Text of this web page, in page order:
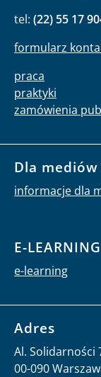
tel: (22) 55 17
formularz
praca
praktyki
zamówienia
Dla mediów
informacje dla
E-
e-learning
Adres
Al. Solidarności
00-090